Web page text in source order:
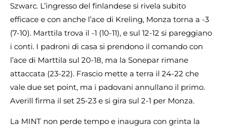
Szwarc. L’ingresso del finlandese si rivela subito
efficace e con anche l’ace di Kreling, Monza torna a -3
(7-10). Marttila trova il -1 (10-11), e sul 12-12 si pareggiano
i conti. I padroni di casa si prendono il comando con
l’ace di Marttila sul 20-18, ma la Sonepar rimane
attaccata (23-22). Frascio mette a terra il 24-22 che
vale due set point, ma i padovani annullano il primo.
Averill firma il set 25-23 e si gira sul 2-1 per Monza.
La MINT non perde tempo e inaugura con grinta la